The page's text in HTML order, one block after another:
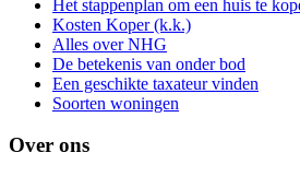
Het stappenplan om een huis te
Kosten Koper (k.k.)
Alles over NHG
De betekenis van onder bod
Een geschikte taxateur vinden
Soorten woningen
Over ons